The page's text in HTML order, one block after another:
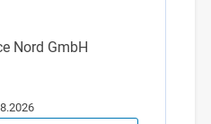
Nord GmbH